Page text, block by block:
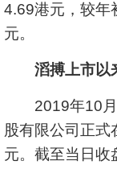
4.69港元，较年
元。
滔搏上市以
2019年10月
股有限公司正式
元。截至当日收